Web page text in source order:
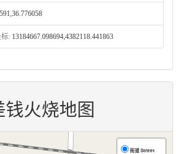
: 13184667.098694,4382118.441863
钱火烧地图
街道 Street